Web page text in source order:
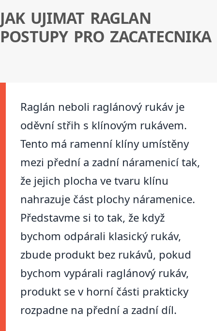
JAK UJIMAT RAGLAN
POSTUPY PRO ZACATECNIKA
Raglán neboli raglánový rukáv je
oděvní střih s klínovým rukávem.
Tento má ramenní klíny umístěny
mezi přední a zadní náramenicí tak,
že jejich plocha ve tvaru klínu
nahrazuje část plochy náramenice.
Představme si to tak, že když
bychom odpárali klasický rukáv,
zbude produkt bez rukávů, pokud
bychom vypárali raglánový rukáv,
produkt se v horní části prakticky
rozpadne na přední a zadní díl.